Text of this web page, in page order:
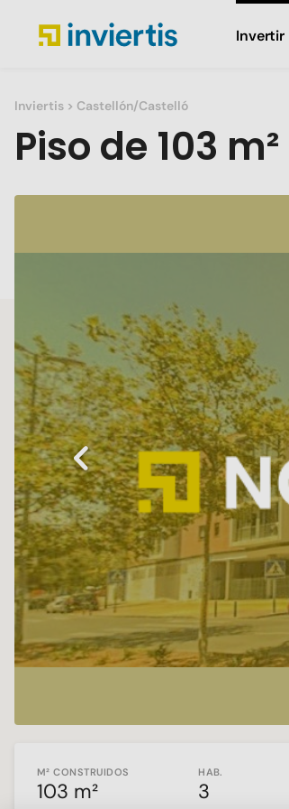
Invertir
Inviertis > Castellón/Castelló
Piso de 103 m²
Slide 1 of 1
Previous
M² CONSTRUIDOS
103 m²
HAB.
3